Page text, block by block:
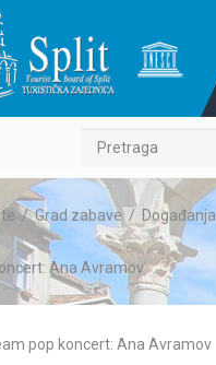
/Grad zabave/Događanja
Ana Avramov